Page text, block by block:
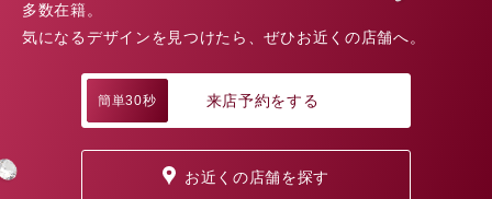
多数在籍。
気になるデザインを見つけたら、ぜひお近くの店舗へ。
簡単30秒 来店予約をする
お近くの店舗を探す